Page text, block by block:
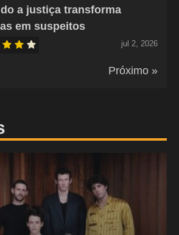
a justiça transforma
em suspeitos
jul 2, 2026
Próximo »